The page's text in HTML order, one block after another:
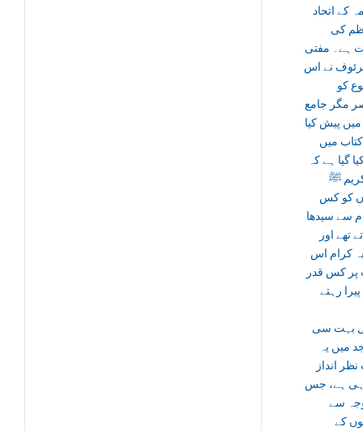
کے اتحاد
کی
ہے۔ مفتی
نے اس
کو
مگر جامع
میں پیش کیا
میں
گیا ہے کہ
ﷺ
کو کس
سے سیدھا
تھے اور
کرام اس
کس قدر
رہتے
بہت سی
میں یہ
انداز
ہے، جس
سے
کے